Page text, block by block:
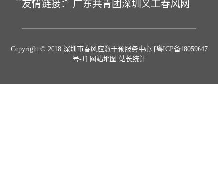
友情链接： 广东共青团 深圳义工春风网
Copyright © 2018 深圳市春风应激干预服务中心 [粤ICP备18059647
号-1] 网站地图 站长统计